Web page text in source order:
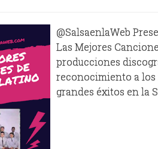
@SalsaenlaWeb
Las Mejores
producciones
reconocimiento a los
grandes éxitos en la